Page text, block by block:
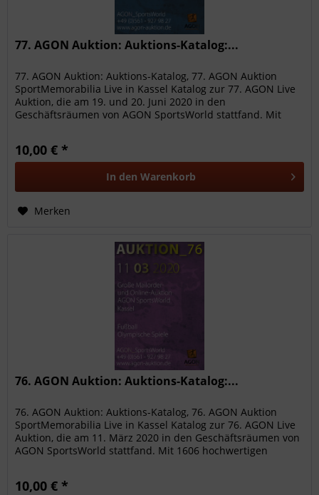
77. AGON Auktion: Auktions-Katalog:...
77. AGON Auktion: Auktions-Katalog, 77. AGON Auktion
SportMemorabilia Live in Kassel Katalog zur 77. AGON Live
Auktion, die am 19. und 20. Juni 2020 in den
Geschäftsräumen von AGON SportsWorld stattfand. Mit
10,00 € *
In den Warenkorb
Merken
76. AGON Auktion: Auktions-Katalog:...
76. AGON Auktion: Auktions-Katalog, 76. AGON Auktion
SportMemorabilia Live in Kassel Katalog zur 76. AGON Live
Auktion, die am 11. März 2020 in den Geschäftsräumen von
AGON SportsWorld stattfand. Mit 1606 hochwertigen
10,00 € *